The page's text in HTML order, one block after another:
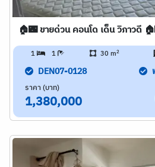
🏠🌃 ขายด่วน คอนโด เด็น วิภาวดี
1 1 30 m2
DEN07-0128
ราคา (บาท)
1,380,000